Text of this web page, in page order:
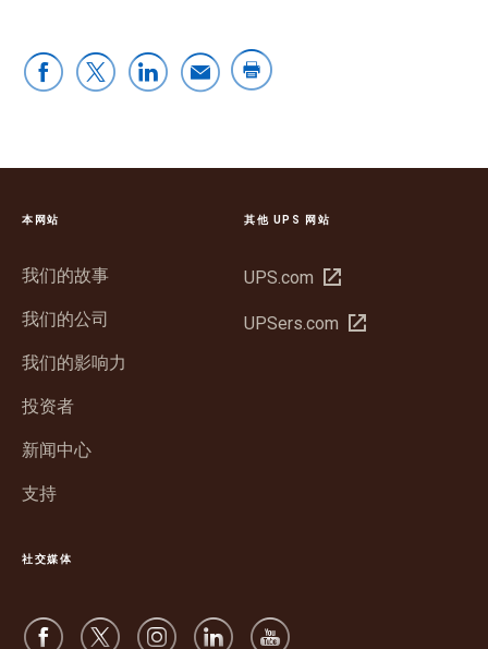
本网站
我们的故事
我们的公司
我们的影响力
投资者
新闻中心
支持
其他 UPS 网站
UPS.com 在
窗
UPSers.com 在
社交媒体